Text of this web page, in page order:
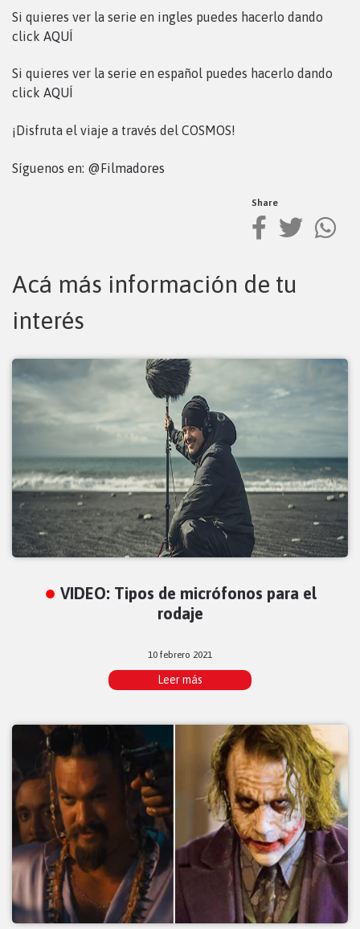
Si quieres ver la serie en ingles puedes hacerlo dando
click AQUÍ
Si quieres ver la serie en español puedes hacerlo dando
click AQUÍ
¡Disfruta el viaje a través del COSMOS!
Síguenos en: @Filmadores
Share
Acá más información de tu
interés
VIDEO: Tipos de micrófonos para el
rodaje
10 febrero 2021
Leer más